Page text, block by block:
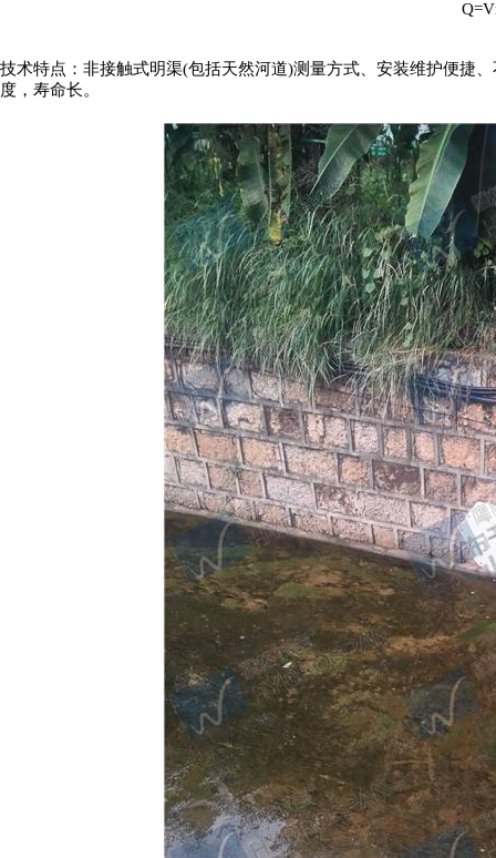
技术特点：非接触式明渠(包括天然河道)测量方式、安装维护便捷
度，寿命长。